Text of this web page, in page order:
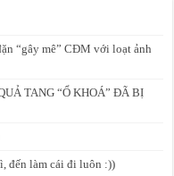
“gây mê” CĐM với loạt ảnh
TANG “Ổ KHOÁ” ĐÃ BỊ
đến làm cái đi luôn :))